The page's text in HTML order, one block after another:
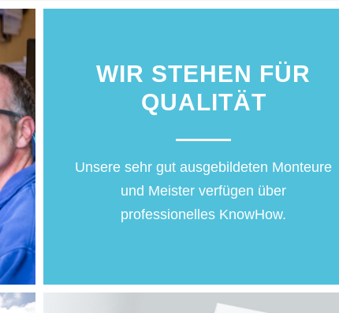
WIR STEHEN FÜR
QUALITÄT
Unsere sehr gut ausgebildeten Monteure
und Meister verfügen über
professionelles KnowHow.